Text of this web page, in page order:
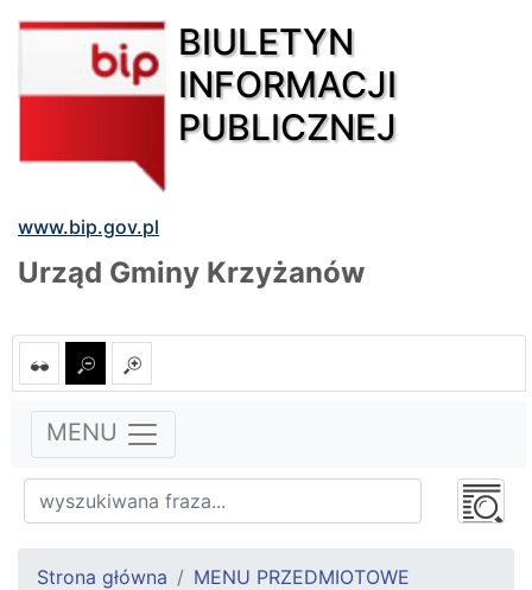
BIULETYN
INFORMACJI
PUBLICZNEJ
www.bip.gov.pl
Urząd Gminy Krzyżanów
MENU
Strona główna
MENU PRZEDMIOTOWE